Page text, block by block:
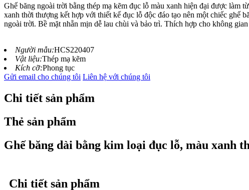
Ghế băng ngoài trời bằng thép mạ kẽm đục lỗ màu xanh hiện đại được làm
xanh thời thượng kết hợp với thiết kế đục lỗ độc đáo tạo nên một chiếc ghế
ngoài trời. Bề mặt nhẵn mịn dễ lau chùi và bảo trì. Thích hợp cho không
Người mẫu:HCS220407
Vật liệu:Thép mạ kẽm
Kích cỡ:Phong tục
Gửi email cho chúng tôi Liên hệ với chúng tôi
Chi tiết sản phẩm
Thẻ sản phẩm
Ghế băng dài bằng kim loại đục lỗ, màu xanh
Chi tiết sản phẩm